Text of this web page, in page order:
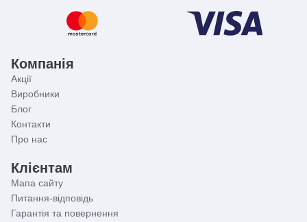
Компанія
Акції
Виробники
Блог
Контакти
Про нас
Клієнтам
Мапа сайту
Питання-відповідь
Гарантія та повернення